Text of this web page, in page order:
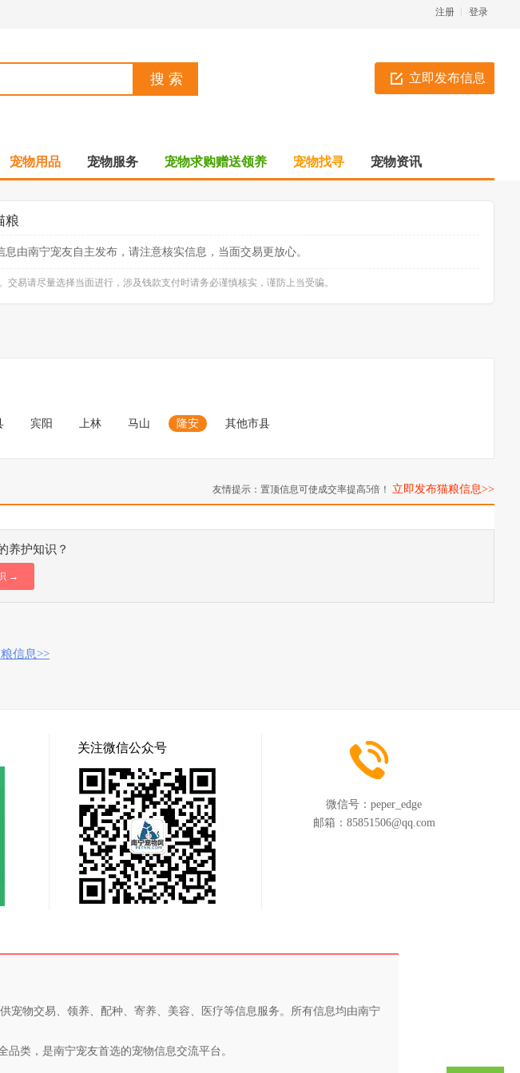
登录
注册
立即发布信息
宠物用品 宠物服务 宠物求购赠送领养 宠物找寻 宠物资讯
粮
由南宁宠友自主发布，请注意核实信息，当面交易更放心。
易请尽量选择当面进行，涉及钱款支付时请务必谨慎核实，谨防上当受骗。
宾阳 上林 马山 隆安 其他市县
友情提示：置顶信息可使成交率提高5倍！ 立即发布猫粮信息>>
养护知识？
→
信息>>
关注微信公众号
微信号： peper_edge
邮箱： 85851506@qq.com
宠物交易、领养、配种、寄养、美容、医疗等信息服务。所有信息均由南宁
类，是南宁宠友首选的宠物信息交流平台。